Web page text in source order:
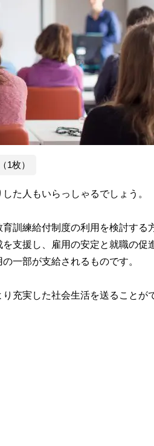
1枚）
た人もいらっしゃるでしょう。
訓練給付制度の利用を検討する
支援し、雇用の安定と就職の促
一部が支給されるものです。
充実した社会生活を送ることが